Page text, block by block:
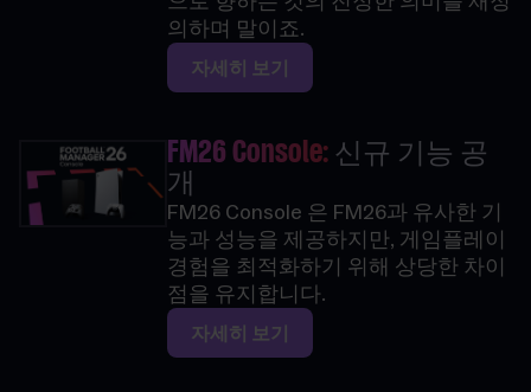
의하며 말이죠.
자세히 보기
FM26 Console:신규 기능 공
개
FM26 Console 은 FM26과 유사한 기
능과 성능을 제공하지만, 게임플레이
경험을 최적화하기 위해 상당한 차이
점을 유지합니다.
자세히 보기